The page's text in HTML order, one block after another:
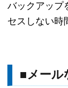
バックアップ
セスしない時
■メール